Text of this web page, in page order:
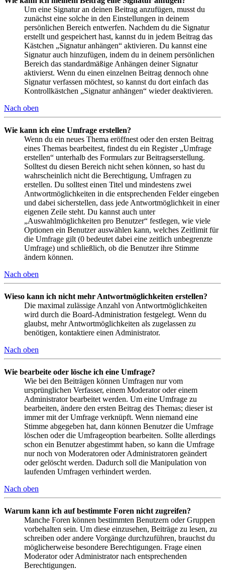
Um eine Signatur an deinen Beitrag anzufügen, musst du
zunächst eine solche in den Einstellungen in deinem
persönlichen Bereich entwerfen. Nachdem du die Signatur
erstellt und gespeichert hast, kannst du in jedem Beitrag das
Kästchen „Signatur anhängen“ aktivieren. Du kannst eine
Signatur auch hinzufügen, indem du in deinem persönlichen
Bereich das standardmäßige Anhängen deiner Signatur
aktivierst. Wenn du einen einzelnen Beitrag dennoch ohne
Signatur verfassen möchtest, so kannst du dort einfach das
Kontrollkästchen „Signatur anhängen“ wieder deaktivieren.
Nach oben
Wie kann ich eine Umfrage erstellen?
Wenn du ein neues Thema eröffnest oder den ersten Beitrag
eines Themas bearbeitest, findest du ein Register „Umfrage
erstellen“ unterhalb des Formulars zur Beitragserstellung.
Solltest du diesen Bereich nicht sehen können, so hast du
wahrscheinlich nicht die Berechtigung, Umfragen zu
erstellen. Du solltest einen Titel und mindestens zwei
Antwortmöglichkeiten in die entsprechenden Felder eingeben
und dabei sicherstellen, dass jede Antwortmöglichkeit in einer
eigenen Zeile steht. Du kannst auch unter
„Auswahlmöglichkeiten pro Benutzer“ festlegen, wie viele
Optionen ein Benutzer auswählen kann, welches Zeitlimit für
die Umfrage gilt (0 bedeutet dabei eine zeitlich unbegrenzte
Umfrage) und schließlich, ob die Benutzer ihre Stimme
ändern können.
Nach oben
Wieso kann ich nicht mehr Antwortmöglichkeiten erstellen?
Die maximal zulässige Anzahl von Antwortmöglichkeiten
wird durch die Board-Administration festgelegt. Wenn du
glaubst, mehr Antwortmöglichkeiten als zugelassen zu
benötigen, kontaktiere einen Administrator.
Nach oben
Wie bearbeite oder lösche ich eine Umfrage?
Wie bei den Beiträgen können Umfragen nur vom
ursprünglichen Verfasser, einem Moderator oder einem
Administrator bearbeitet werden. Um eine Umfrage zu
bearbeiten, ändere den ersten Beitrag des Themas; dieser ist
immer mit der Umfrage verknüpft. Wenn niemand eine
Stimme abgegeben hat, dann können Benutzer die Umfrage
löschen oder die Umfrageoption bearbeiten. Sollte allerdings
schon ein Benutzer abgestimmt haben, so kann die Umfrage
nur noch von Moderatoren oder Administratoren geändert
oder gelöscht werden. Dadurch soll die Manipulation von
laufenden Umfragen verhindert werden.
Nach oben
Warum kann ich auf bestimmte Foren nicht zugreifen?
Manche Foren können bestimmten Benutzern oder Gruppen
vorbehalten sein. Um diese einzusehen, Beiträge zu lesen, zu
schreiben oder andere Vorgänge durchzuführen, brauchst du
möglicherweise besondere Berechtigungen. Frage einen
Moderator oder Administrator nach entsprechenden
Berechtigungen.